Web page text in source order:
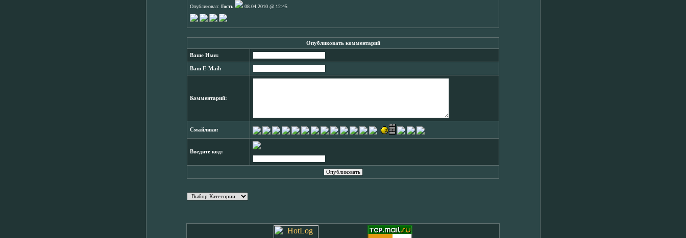
Опубликовал: Гость 08.04.2010 @ 12:45
Опубликовать комментарий
Ваше Имя:
Ваш E-Mail:
Комментарий:
Смайлики:
Введите код: